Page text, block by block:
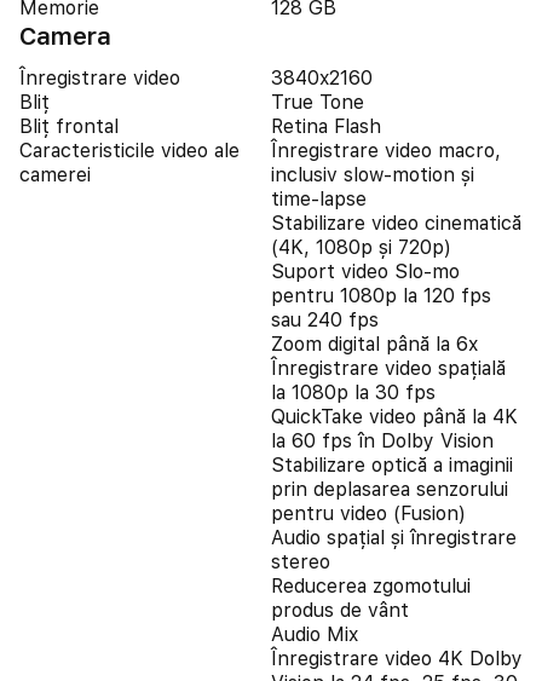
Memorie 128 GB
Camera
Înregistrare video
3840x2160
Bliț
True Tone
Bliț frontal
Retina Flash
Caracteristicile video ale
camerei
Înregistrare video macro,
inclusiv slow-motion și
time-lapse
Stabilizare video cinematică
(4K, 1080p și 720p)
Suport video Slo-mo
pentru 1080p la 120 fps
sau 240 fps
Zoom digital până la 6x
Înregistrare video spațială
la 1080p la 30 fps
QuickTake video până la 4K
la 60 fps în Dolby Vision
Stabilizare optică a imaginii
prin deplasarea senzorului
pentru video (Fusion)
Audio spațial și înregistrare
stereo
Reducerea zgomotului
produs de vânt
Audio Mix
Înregistrare video 4K Dolby